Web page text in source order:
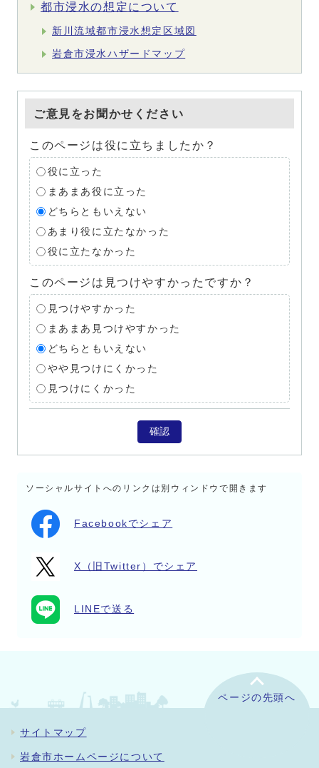
都市浸水の想定について
新川流域都市浸水想定区域図
岩倉市浸水ハザードマップ
ご意見をお聞かせください
このページは役に立ちましたか？
役に立った
まあまあ役に立った
どちらともいえない
あまり役に立たなかった
役に立たなかった
このページは見つけやすかったですか？
見つけやすかった
まあまあ見つけやすかった
どちらともいえない
やや見つけにくかった
見つけにくかった
確認
ソーシャルサイトへのリンクは別ウィンドウで開きます
Facebookでシェア
X（旧Twitter）でシェア
LINEで送る
ページの先頭へ
サイトマップ
岩倉市ホームページについて